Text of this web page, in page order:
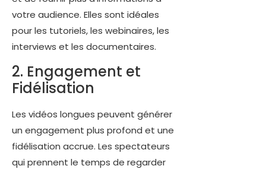
votre audience. Elles sont idéales
pour les tutoriels, les webinaires, les
interviews et les documentaires.
2. Engagement et
Fidélisation
Les vidéos longues peuvent générer
un engagement plus profond et une
fidélisation accrue. Les spectateurs
qui prennent le temps de regarder